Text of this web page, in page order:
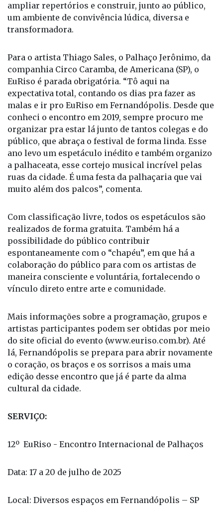
ampliar repertórios e construir, junto ao público,
um ambiente de convivência lúdica, diversa e
transformadora.
Para o artista Thiago Sales, o Palhaço Jerônimo, da
companhia Circo Caramba, de Americana (SP), o
EuRiso é parada obrigatória. “Tô aqui na
expectativa total, contando os dias pra fazer as
malas e ir pro EuRiso em Fernandópolis. Desde que
conheci o encontro em 2019, sempre procuro me
organizar pra estar lá junto de tantos colegas e do
público, que abraça o festival de forma linda. Esse
ano levo um espetáculo inédito e também organizo
a palhaceata, esse cortejo musical incrível pelas
ruas da cidade. É uma festa da palhaçaria que vai
muito além dos palcos”, comenta.
Com classificação livre, todos os espetáculos são
realizados de forma gratuita. Também há a
possibilidade do público contribuir
espontaneamente com o “chapéu”, em que há a
colaboração do público para com os artistas de
maneira consciente e voluntária, fortalecendo o
vínculo direto entre arte e comunidade.
Mais informações sobre a programação, grupos e
artistas participantes podem ser obtidas por meio
do site oficial do evento (www.euriso.com.br). Até
lá, Fernandópolis se prepara para abrir novamente
o coração, os braços e os sorrisos a mais uma
edição desse encontro que já é parte da alma
cultural da cidade.
SERVIÇO:
12º EuRiso - Encontro Internacional de Palhaços
Data: 17 a 20 de julho de 2025
Local: Diversos espaços em Fernandópolis – SP